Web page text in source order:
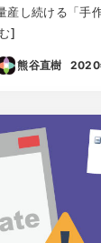
産し続ける「手
]
熊谷直樹
投稿日
2020